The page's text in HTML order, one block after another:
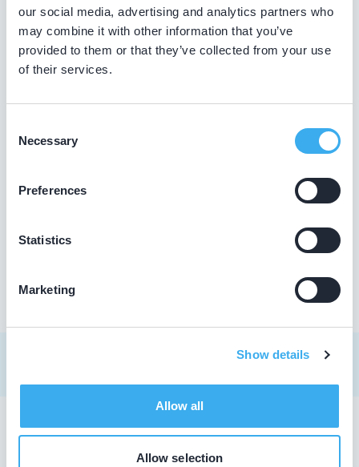
our social media, advertising and analytics partners who
may combine it with other information that you’ve
provided to them or that they’ve collected from your use
of their services.
Selection
Necessary
Preferences
Statistics
Marketing
Show details
Allow all
Allow selection
van Middelkoop, E.C.
Meer informatie tandarts